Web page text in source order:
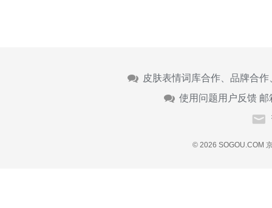
皮肤表情词库合作、品牌合
使用问题用户反馈 邮
© 2026 SOGOU.COM